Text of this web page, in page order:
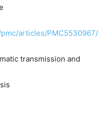
articles/PMC5530967/
transmission and